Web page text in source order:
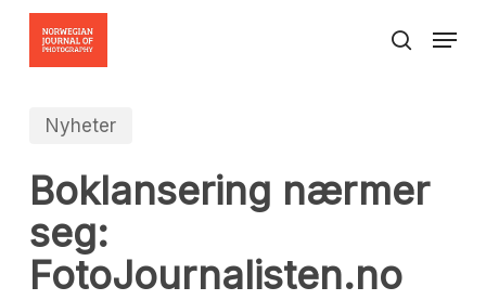
Skip
content
search
Menu
Nyheter
Boklansering nærmer
seg:
FotoJournalisten.no